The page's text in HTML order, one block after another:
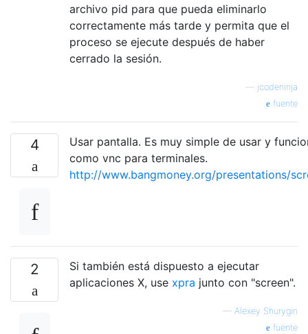
archivo pid para que pueda eliminarlo
correctamente más tarde y permita que el
proceso se ejecute después de haber
cerrado la sesión.
jcodeninja
fuente
4
Usar pantalla. Es muy simple de usar y
como vnc para terminales.
http://www.bangmoney.org/presentations/
2
Si también está dispuesto a ejecutar
aplicaciones X, use xpra junto con "screen".
— Alexey Shurygin
fuente